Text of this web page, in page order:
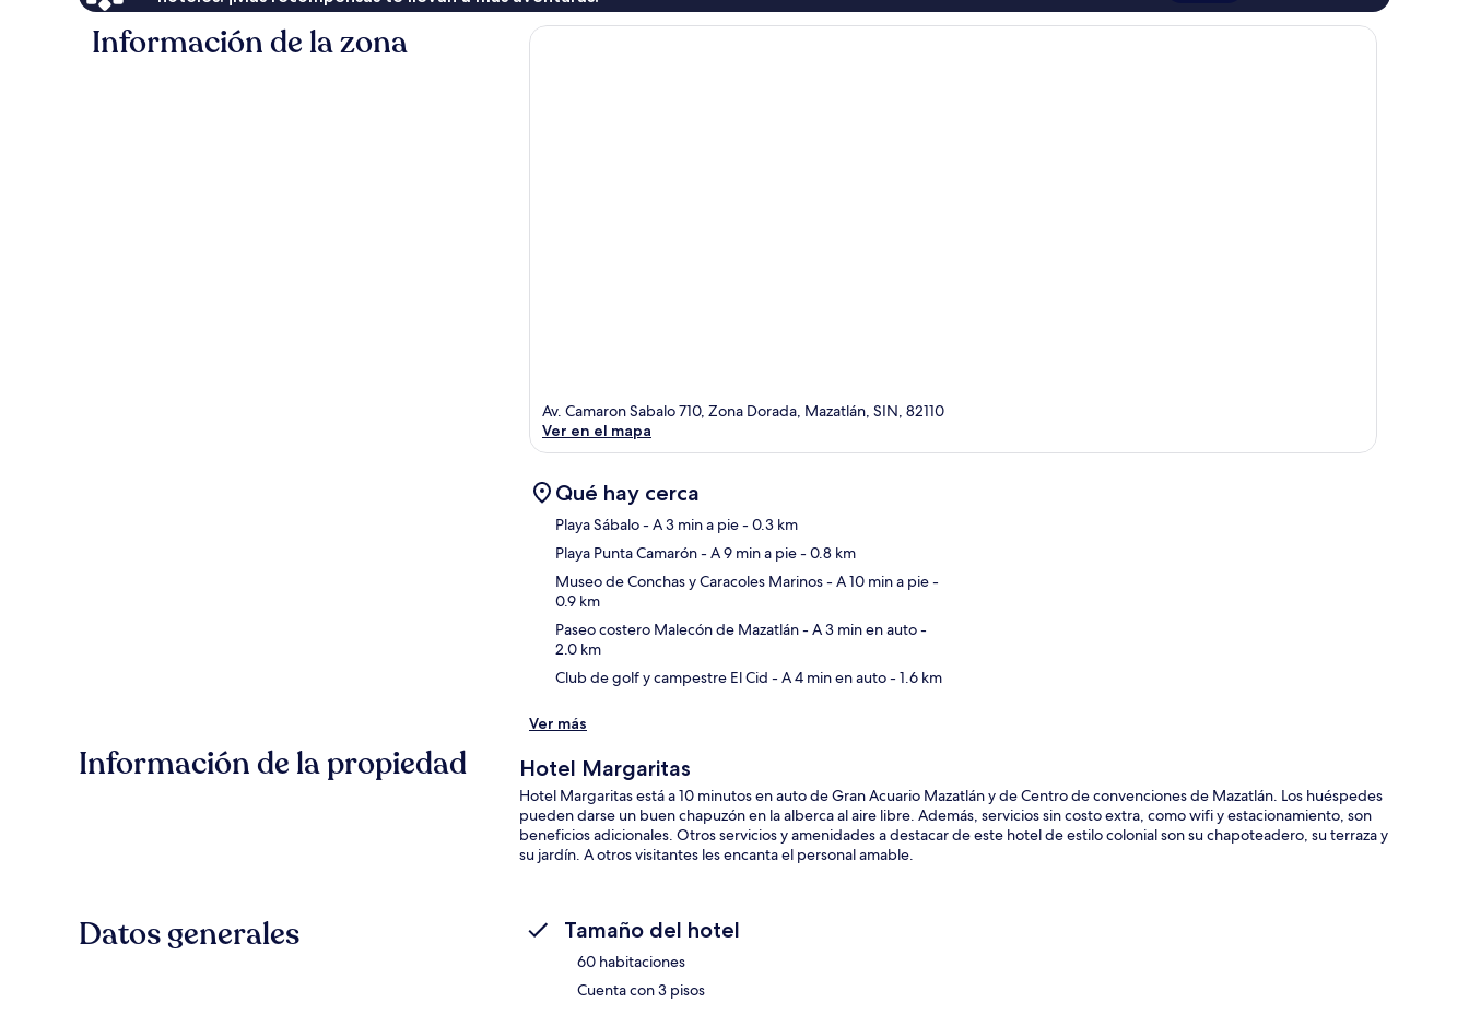
Información de la zona
Av. Camaron Sabalo 710, Zona Dorada, Mazatlán, SIN, 82110
Ver en el mapa
Qué hay cerca
Playa Sábalo- A 3 min a pie- 0.3 km
Playa Punta Camarón- A 9 min a pie- 0.8 km
Museo de Conchas y Caracoles Marinos- A 10 min a pie-
0.9 km
Paseo costero Malecón de Mazatlán- A 3 min en auto-
2.0 km
Club de golf y campestre El Cid - A 4 min en auto- 1.6 km
Ver más
Información de la propiedad Hotel Margaritas
Hotel Margaritas está a 10 minutos en auto de Gran Acuario Mazatlán y de Centro de convenciones de Mazatlán. Los huéspedes
pueden darse un buen chapuzón en la alberca al aire libre. Además, servicios sin costo extra, como wifi y estacionamiento, son
beneficios adicionales. Otros servicios y amenidades a destacar de este hotel de estilo colonial son su chapoteadero, su terraza y
su jardín. A otros visitantes les encanta el personal amable.
Datos generales Tamaño del hotel
60 habitaciones
Cuenta con 3 pisos